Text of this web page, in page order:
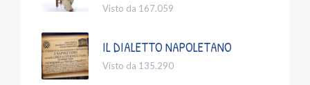
Visto da 167.059
IL DIALETTO NAPOLETANO
Visto da 135.290